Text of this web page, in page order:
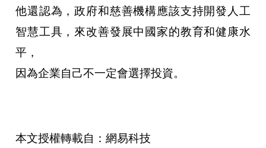
他還認為，政府和慈善機構應該支持開發人工
智慧工具，來改善發展中國家的教育和健康水
平，
因為企業自己不一定會選擇投資。
本文授權轉載自：網易科技